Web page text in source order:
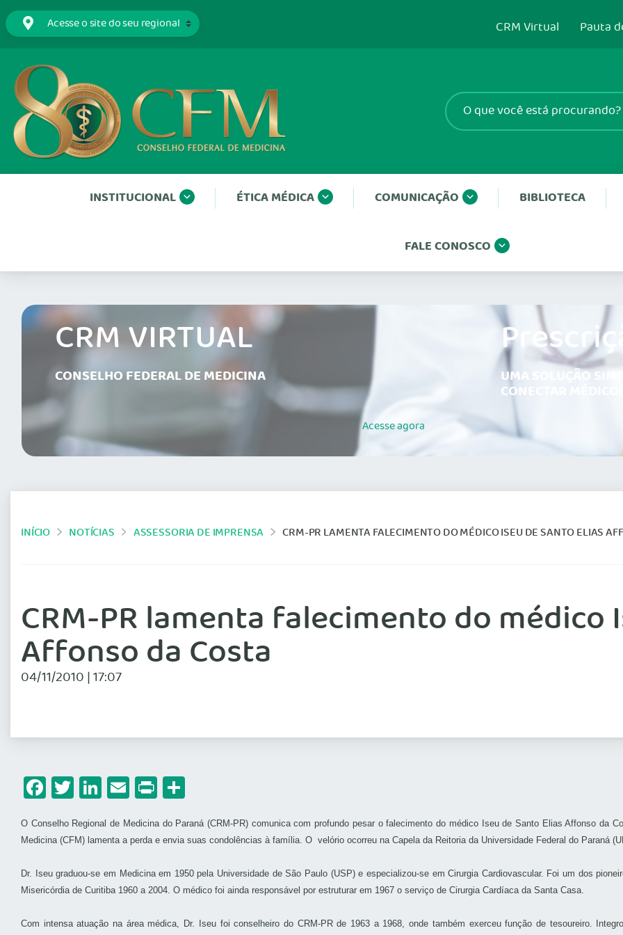
CRM Virtual Pauta
INSTITUCIONAL ÉTICA MÉDICA COMUNICAÇÃO BIBLIOTECA
FALE CONOSCO
CRM VIRTUAL
CONSELHO FEDERAL DE MEDICINA
Acesseagora
UMA SOLUÇÃO
CONECTAR
INÍCIO NOTÍCIAS ASSESSORIA DE IMPRENSA CRM-PR LAMENTA FALECIMENTO DO MÉDICO ISEU DE SANTO ELIAS
CRM-PR lamenta falecimento do médico
Affonso da Costa
04/11/2010 | 17:07
Facebook
Twitter
LinkedIn
Email
Print
O Conselho Regional de Medicina do Paraná (CRM-PR) comunica com profundo pesar o falecimento do médico Iseu de Santo Elias Affonso da
Medicina (CFM) lamenta a perda e envia suas condolências à família. O velório ocorreu na Capela da Reitoria da Universidade Federal do Paraná
Dr. Iseu graduou-se em Medicina em 1950 pela Universidade de São Paulo (USP) e especializou-se em Cirurgia Cardiovascular. Foi um dos
Misericórdia de Curitiba 1960 a 2004. O médico foi ainda responsável por estruturar em 1967 o serviço de Cirurgia Cardíaca da Santa Casa.
Com intensa atuação na área médica, Dr. Iseu foi conselheiro do CRM-PR de 1963 a 1968, onde também exerceu função de tesoureiro.